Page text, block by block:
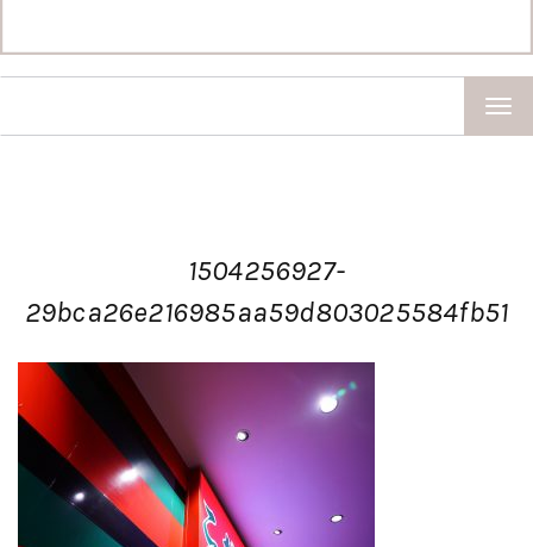
1504256927-
29bca26e216985aa59d803025584fb51